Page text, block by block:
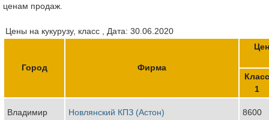
ценам продаж.
Цены на кукурузу, класс , Дата: 30.06.2020
Город Фирма
Класс
1
Владимир Новлянский КПЗ (Астон) 8600